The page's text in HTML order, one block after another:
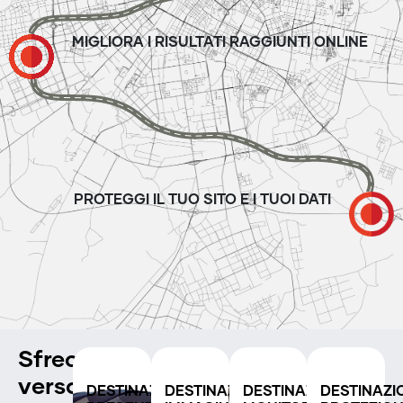
MIGLIORA I RISULTATI RAGGIUNTI ONLINE
PROTEGGI IL TUO SITO E I TUOI DATI
Sfreccia
verso DESTINAZIONE:DESTINAZIONE:DESTINAZIONE: